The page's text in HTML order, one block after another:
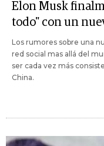
Elon Musk
todo" con un
Los rumores sobre una
red social mas allá del
ser cada vez más
China.